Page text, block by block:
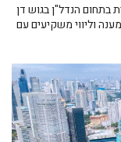
בתחום הנדל"ן בגוש דן
וליווי משקיעים עם